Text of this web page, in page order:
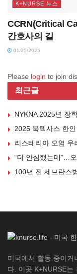
K+NURSE 뉴스
CCRN(Critical
간호사의 길
01/25/2025
Please login to join
최근글
NYKNA 2025년 장
2025 북텍사스 한
리스테리아 오염 우
“더 안심했는데”…
100년 전 세브란스
미국에서 활동 중이거
다. 이곳 K+NURSE는